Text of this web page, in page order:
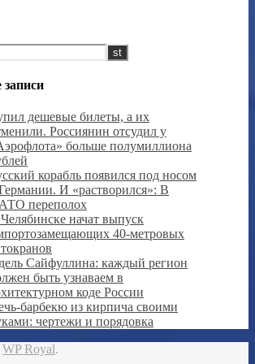
дешевые билеты, а их
Россиянин отсудил у
больше полумиллиона
корабль появился под носом
И «растворился»: В
переполох
начат выпуск
40-метровых
Сайфуллина: каждый регион
быть узнаваем в
коде России
барбекю из кирпича своими
чертежи и порядовка
WP Royal.